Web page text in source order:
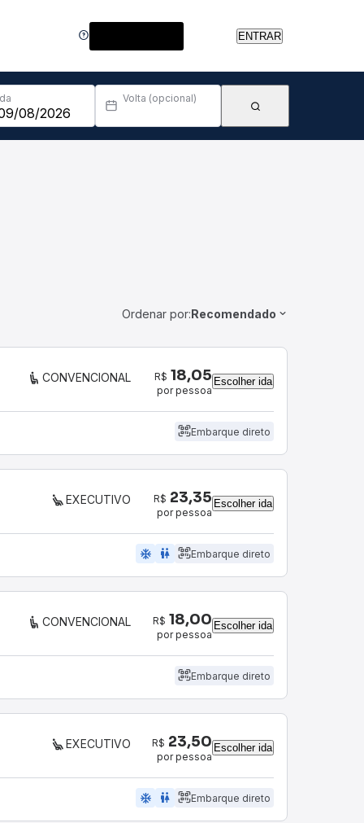
ENTRAR
Volta (opcional)
Ordenar por:Recomendado
CONVENCIONAL R$ 18,05
por pessoa
Escolher ida
Embarque direto
EXECUTIVO R$ 23,35
por pessoa
Escolher ida
ac_unit wc Embarque direto
CONVENCIONAL R$ 18,00
por pessoa
Escolher ida
Embarque direto
EXECUTIVO R$ 23,50
por pessoa
Escolher ida
ac_unit wc Embarque direto